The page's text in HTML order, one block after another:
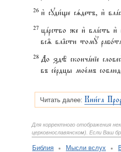
26 и3 суди1ще сsдетъ, и3
27 цaрство же и3 влaсть
вс‰ вл†сти томY
28 До здЁ скончaніе
въ се1рдцы мое1мъ
Читать далее: Кни1га
Для корректного отображения
церковнославянском). Если Ваш
Библия Мысли вслух